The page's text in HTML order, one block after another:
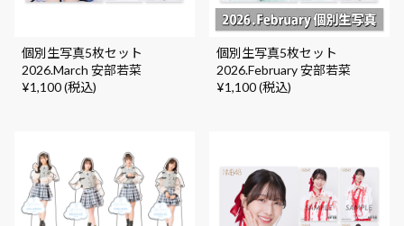
個別生写真5枚セット
2026.March 安部若菜
¥1,100 (税込)
個別生写真5枚セット
2026.February 安部若菜
¥1,100 (税込)